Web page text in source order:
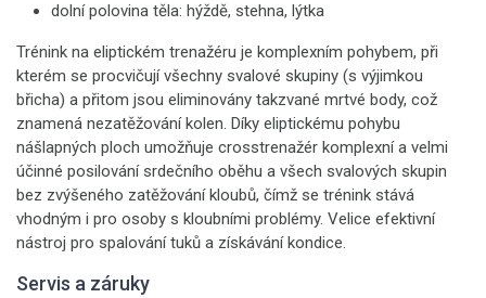
dolní polovina těla: hýždě, stehna, lýtka
Trénink na eliptickém trenažéru je komplexním pohybem, při
kterém se procvičují všechny svalové skupiny (s výjimkou
břicha) a přitom jsou eliminovány takzvané mrtvé body, což
znamená nezatěžování kolen. Díky eliptickému pohybu
nášlapných ploch umožňuje crosstrenažér komplexní a velmi
účinné posilování srdečního oběhu a všech svalových skupin
bez zvýšeného zatěžování kloubů, čímž se trénink stává
vhodným i pro osoby s kloubními problémy. Velice efektivní
nástroj pro spalování tuků a získávání kondice.
Servis a záruky